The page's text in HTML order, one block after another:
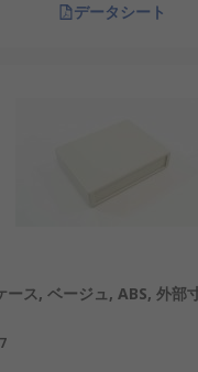
データシート
ース, ベージュ, ABS, 外